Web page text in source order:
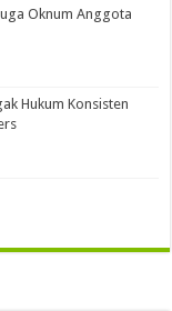
Oknum Anggota
Hukum Konsisten